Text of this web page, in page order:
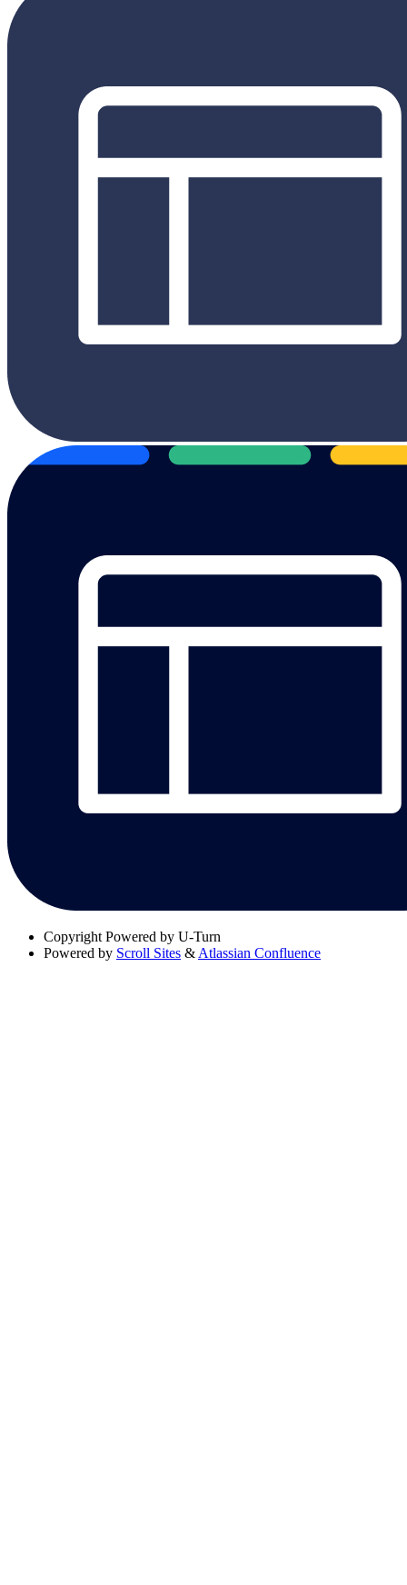
Copyright Powered by U-Turn
Powered by Scroll Sites & Atlassian Confluence